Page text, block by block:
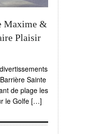
Maxime &
Plaisir
Sainte
de plage les
le Golfe […]